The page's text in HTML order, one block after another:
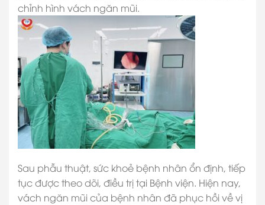
chỉnh hình vách ngăn mũi.
Sau phẫu thuật, sức khoẻ bệnh nhân ổn định, tiếp
tục được theo dõi, điều trị tại Bệnh viện. Hiện nay,
vách ngăn mũi của bệnh nhân đã phục hồi về vị